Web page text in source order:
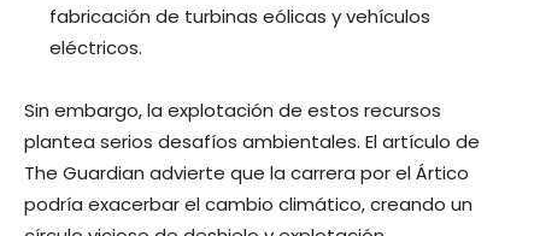
fabricación de turbinas eólicas y vehículos
eléctricos.
Sin embargo, la explotación de estos recursos
plantea serios desafíos ambientales. El artículo de
The Guardian advierte que la carrera por el Ártico
podría exacerbar el cambio climático, creando un